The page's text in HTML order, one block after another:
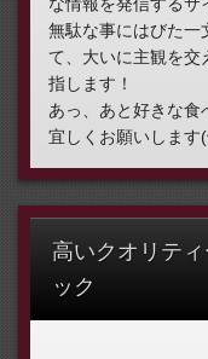
な情報を発信するサ
無駄な事にはびた一
て、大いに主観を交
指します！
あっ、あと好きな食
宜しくお願いします
高いクオリテ
ック